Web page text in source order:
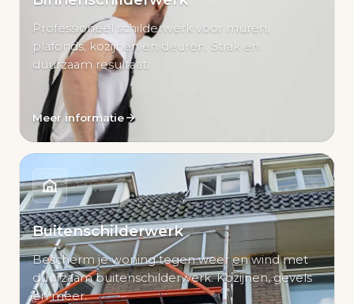
Professioneel schilderwerk voor muren,
plafonds, kozijnen en deuren. Strak en
duurzaam resultaat.
Meer informatie
Buitenschilderwerk
Bescherm je woning tegen weer en wind met
duurzaam buitenschilderwerk. Kozijnen, gevels
en meer.